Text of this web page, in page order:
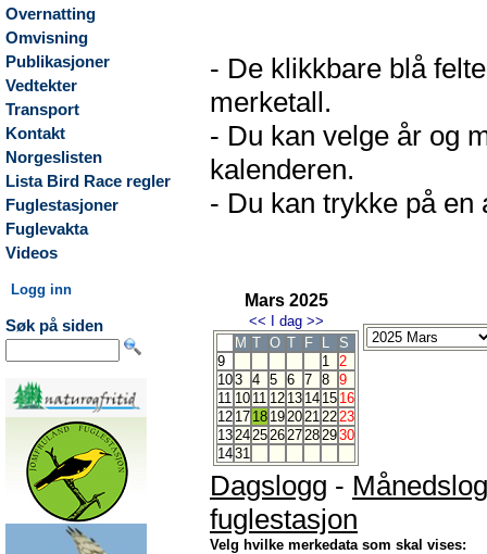
Overnatting
Omvisning
Publikasjoner
Vedtekter
Transport
Kontakt
Norgeslisten
Lista Bird Race regler
Fuglestasjoner
Fuglevakta
Videos
Logg inn
Søk på siden
- De klikkbare blå
merketall.
- Du kan velge år og
kalenderen.
- Du kan trykke på en
Mars 2025
<< I dag >>
M T O T F L
S
9
1 2
103 4 5 6 7 8 9
11 10 11 12 13 14 15 16
12 17 18 1920212223
1324252627282930
1431
Dagslogg -
fuglestasjon
Velg hvilke merkedata som skal vises: